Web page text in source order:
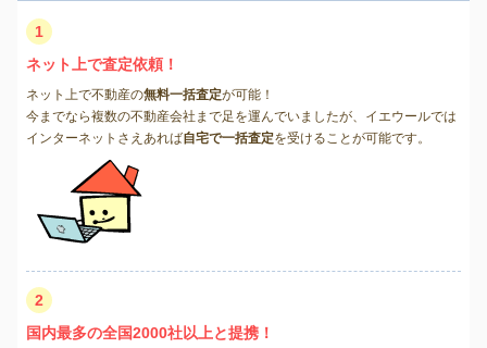
1
ネット上で査定依頼！
ネット上で不動産の無料一括査定が可能！
今までなら複数の不動産会社まで足を運んでいましたが、イエウールでは
インターネットさえあれば自宅で一括査定を受けることが可能です。
2
国内最多の全国2000社以上と提携！